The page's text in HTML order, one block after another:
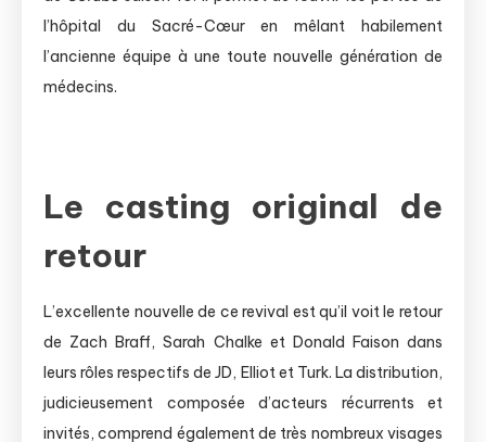
l’hôpital du Sacré-Cœur en mêlant habilement
l’ancienne équipe à une toute nouvelle génération de
médecins.
Le casting original de
retour
L’excellente nouvelle de ce revival est qu’il voit le retour
de Zach Braff, Sarah Chalke et Donald Faison dans
leurs rôles respectifs de JD, Elliot et Turk. La distribution,
judicieusement composée d’acteurs récurrents et
invités, comprend également de très nombreux visages